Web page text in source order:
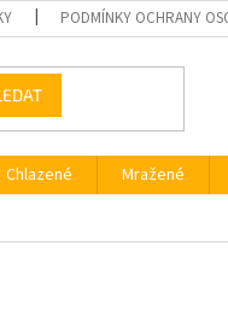
PODMÍNKY OCHRANY
Chlazené Mražené